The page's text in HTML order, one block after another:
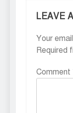
LEAVE
Your
Required
Comment